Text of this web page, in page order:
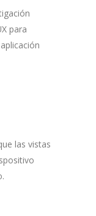
para
las vistas